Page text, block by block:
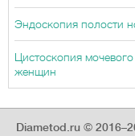
Эндоскопия полости
Цистоскопия
женщин
Diametod.ru ©